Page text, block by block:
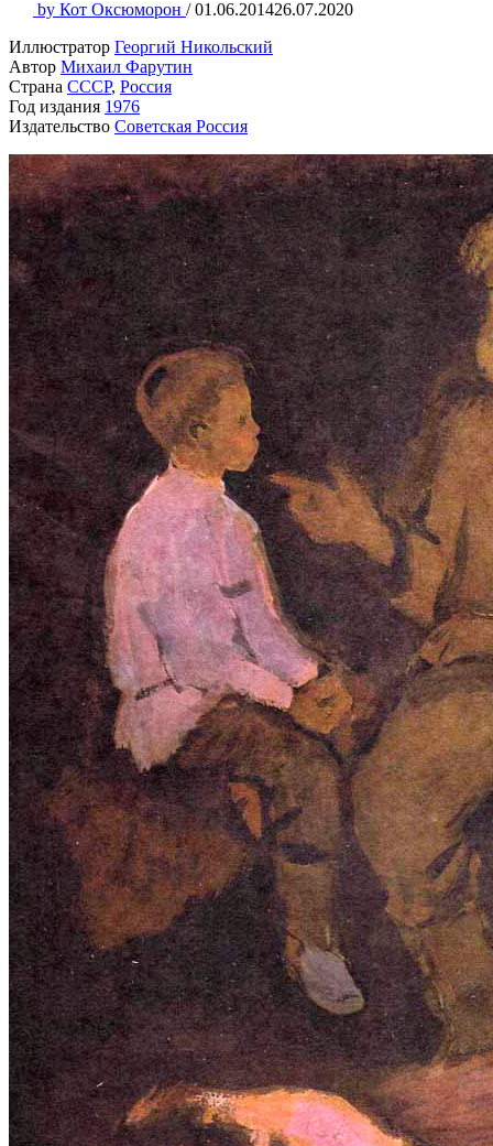
by Кот Оксюморон / 01.06.201426.07.2020
Иллюстратор Георгий Никольский
Автор Михаил Фарутин
Страна СССР, Россия
Год издания 1976
Издательство Советская Россия